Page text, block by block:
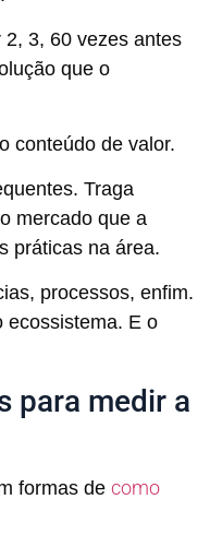
3, 60 vezes antes
que o
conteúdo de valor.
Traga
mercado que a
práticas na área.
processos, enfim.
ecossistema. E o
para medir a
formas de como